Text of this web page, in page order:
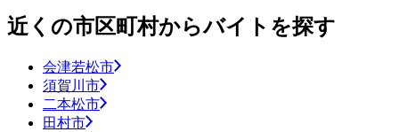
近くの市区町村からバイトを探す
会津若松市
須賀川市
二本松市
田村市